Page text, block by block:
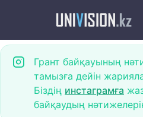
Грант байқауының
тамызға дейін
Біздің инстаграмға
байқаудың